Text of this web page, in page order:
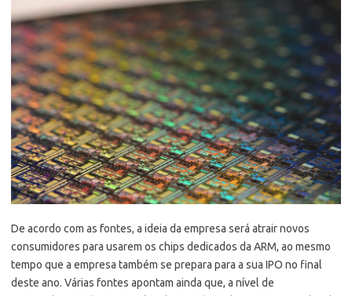
De acordo com as fontes, a ideia da empresa será atrair novos
consumidores para usarem os chips dedicados da ARM, ao mesmo
tempo que a empresa também se prepara para a sua IPO no final
deste ano. Várias fontes apontam ainda que, a nível de